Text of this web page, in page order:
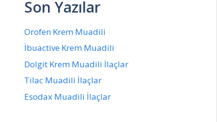
Son Yazılar
Orofen Krem Muadili
İbuactive Krem Muadili
Dolgit Krem Muadili İlaçlar
Tilac Muadili İlaçlar
Esodax Muadili İlaçlar